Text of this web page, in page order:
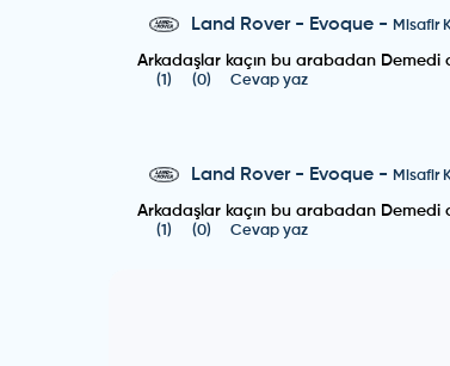
Land Rover- Evoque - Misafir
Arkadaşlar kaçın bu arabadan Demedi
(1 ) (0) Cevap yaz
Land Rover- Evoque - Misafir
Arkadaşlar kaçın bu arabadan Demedi
(1 ) (0) Cevap yaz